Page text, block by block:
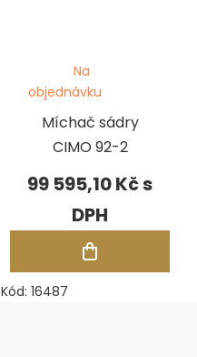
Míchač sádry
CIMO 92-2
Na
objednávku
99 595,10 Kč
Kód: 16487